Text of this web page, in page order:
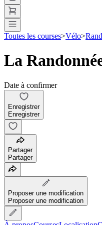
Toutes les courses>Vélo>
La
Date à confirmer
Enregistrer
Enregistrer
Partager
Partager
Proposer une modification
Proposer une modification